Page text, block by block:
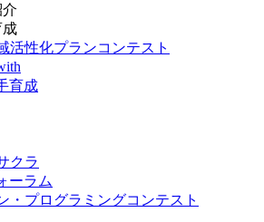
成
活性化プランコンテスト
育成
クラ
ーラム
・プログラミングコンテスト